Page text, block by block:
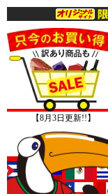
【8月3日更新!!】